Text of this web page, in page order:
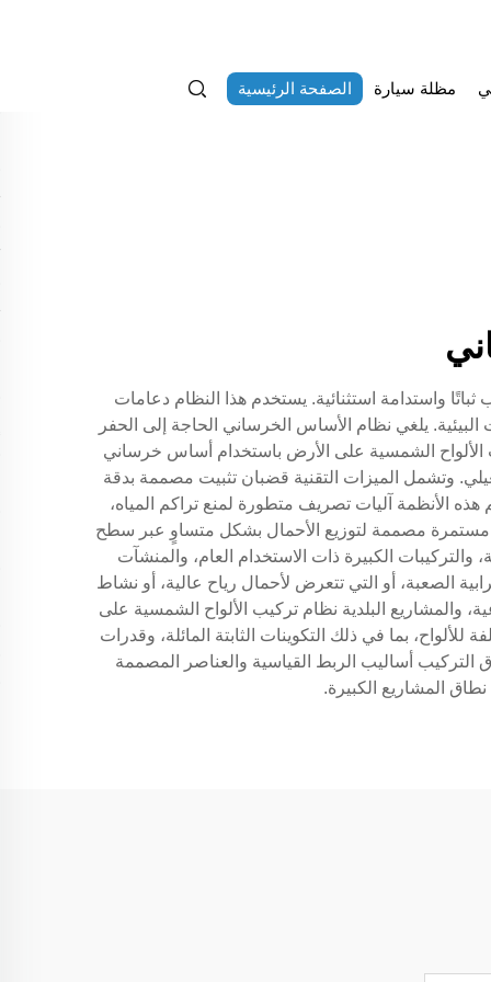
الصفحة الرئيسية مظلة سيارة
واستدامة استثنائية. يستخدم هذا النظام دعامات
يلغي نظام الأساس الخرساني الحاجة إلى الحفر
الألواح الشمسية على الأرض باستخدام أساس خرساني
وتشمل الميزات التقنية قضبان تثبيت مصممة بدقة
الأنظمة آليات تصريف متطورة لمنع تراكم المياه،
مستمرة مصممة لتوزيع الأحمال بشكل متساوٍ عبر سطح
الكبيرة ذات الاستخدام العام، والمنشآت
الصعبة، أو التي تتعرض لأحمال رياح عالية، أو نشاط
والمشاريع البلدية نظام تركيب الألواح الشمسية على
بما في ذلك التكوينات الثابتة المائلة، وقدرات
أساليب الربط القياسية والعناصر المصممة
المشاريع الكبيرة.